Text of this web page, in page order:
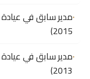
2015)
2013)